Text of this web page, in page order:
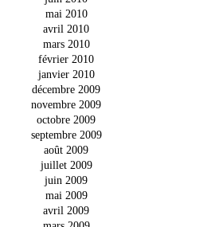
mai 2010
avril 2010
mars 2010
février 2010
janvier 2010
décembre 2009
novembre 2009
octobre 2009
septembre 2009
août 2009
juillet 2009
juin 2009
mai 2009
avril 2009